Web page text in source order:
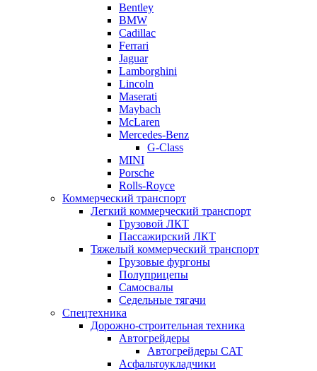
Bentley
BMW
Cadillac
Ferrari
Jaguar
Lamborghini
Lincoln
Maserati
Maybach
McLaren
Mercedes-Benz
G-Class
MINI
Porsche
Rolls-Royce
Коммерческий транспорт
Легкий коммерческий транспорт
Грузовой ЛКТ
Пассажирский ЛКТ
Тяжелый коммерческий транспорт
Грузовые фургоны
Полуприцепы
Самосвалы
Седельные тягачи
Спецтехника
Дорожно-строительная техника
Автогрейдеры
Автогрейдеры CAT
Асфальтоукладчики